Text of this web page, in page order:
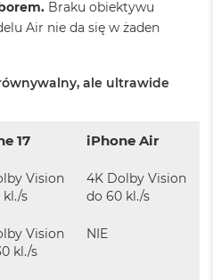
Braku obiektywu
Air nie da się w żaden
ale ultrawide
17 iPhone Air
Vision
kl./s
4K Dolby Vision
do 60 kl./s
Vision
kl./s
NIE